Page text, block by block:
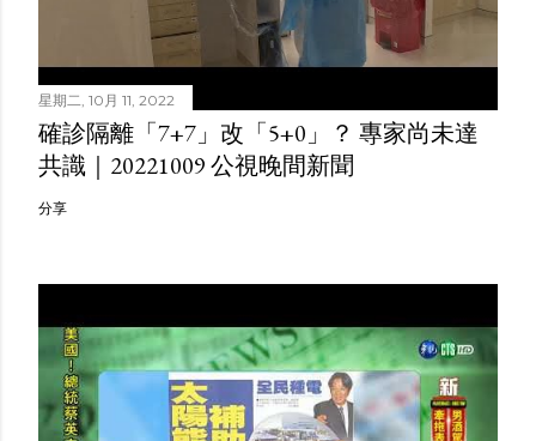
星期二, 10月 11, 2022
確診隔離「7+7」改「5+0」？ 專家尚未達
共識｜20221009 公視晚間新聞
分享